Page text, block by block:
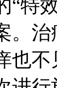
“特
。
也